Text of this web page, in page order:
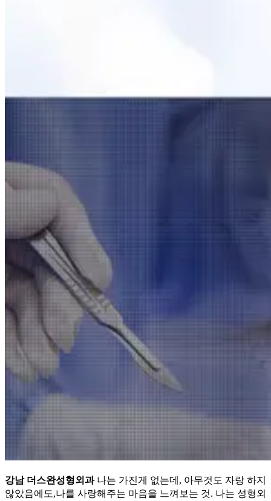
강남 더스완성형외과 나는 가진게 없는데, 아무것도 자랑 하지
않았음에도,나를 사랑해주는 마음을 느껴보는 것. 나는 성형외